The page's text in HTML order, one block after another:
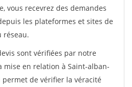
vous recevrez des demandes
les plateformes et sites de
réseau.
sont vérifiées par notre
mise en relation à Saint-alban-
de vérifier la véracité